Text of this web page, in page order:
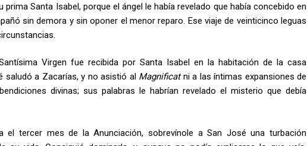
Santa Isabel, porque el ángel le había revelado que había concebido en
sin demora y sin oponer el menor reparo. Ese viaje de veinticinco leguas
Virgen fue recibida por Santa Isabel en la habitación de la casa
saludó a Zacarías, y no asistió al Magnificatni a las íntimas expansiones de
di­vinas; sus palabras le habrían revelado el misterio que debía
tercer mes de la Anunciación, sobrevínole a San José una turbación